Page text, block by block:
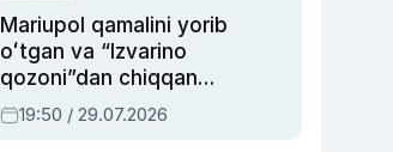
Mariupol qamalini yorib
oʻtgan va “Izvarino
qozoni”dan chiqqan
qahramon — Ukraina
armiyasi bosh
19:50 / 29.07.2026